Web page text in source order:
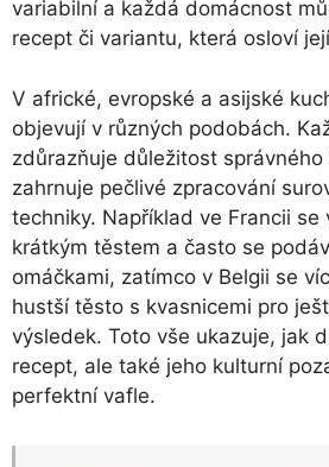
variabilní a každá domácnost
recept či variantu, která osloví
V africké, evropské a asijské
objevují v různých podobách.
zdůrazňuje důležitost správného
zahrnuje pečlivé zpracování
techniky. Například ve Francii se
krátkým těstem a často se
omáčkami, zatímco v Belgii se
hustší těsto s kvasnicemi pro
výsledek. Toto vše ukazuje, jak
recept, ale také jeho kulturní
perfektní vafle.